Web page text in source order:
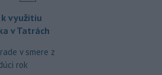
využitiu
v Tatrách
v smere z
rok